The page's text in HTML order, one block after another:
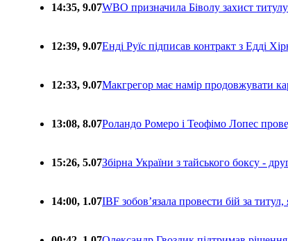
14:35, 9.07WBO призначила Біволу захист
12:39, 9.07Енді Руїс підписав контракт з Едді
12:33, 9.07Макгрегор має намір продовжувати
13:08, 8.07Роландо Ромеро і Теофімо Лопес
15:26, 5.07Збірна України з тайського боксу -
14:00, 1.07IBF зобовʼязала провести бій за